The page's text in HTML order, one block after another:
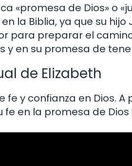
«promesa de Dios» o
la Biblia, ya que su
para preparar el
y en su promesa de
de Elizabeth
fe y confianza en Dios.
fe en la promesa de